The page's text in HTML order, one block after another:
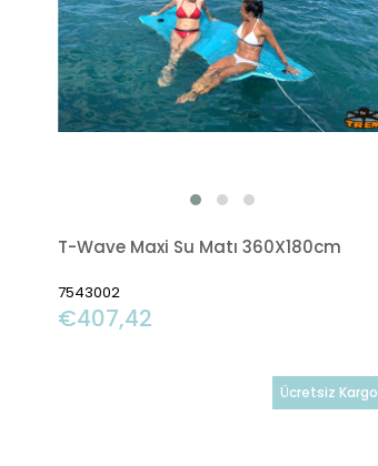
T-Wave Maxi Su Matı 360X180cm
7543002
€407,42
Ücretsiz Kargo